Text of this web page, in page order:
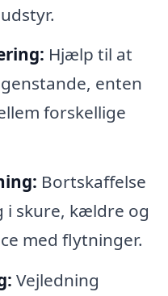
Hjælp til at
enten
forskellige
Bortskaffelse
i skure, kældre og
med flytninger.
Vejledning